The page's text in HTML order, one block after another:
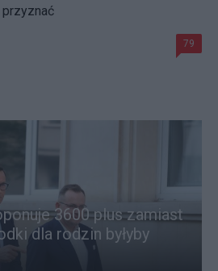
przyznać
79
3600 plus zamiast
dla rodzin byłyby